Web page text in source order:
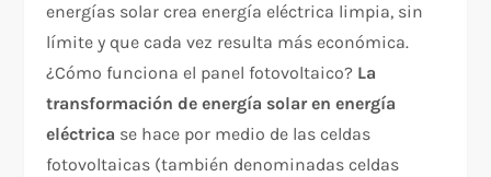
energías solar crea energía eléctrica limpia, sin
límite y que cada vez resulta más económica.
¿Cómo funciona el panel fotovoltaico? La
transformación de energía solar en energía
eléctrica se hace por medio de las celdas
fotovoltaicas (también denominadas celdas